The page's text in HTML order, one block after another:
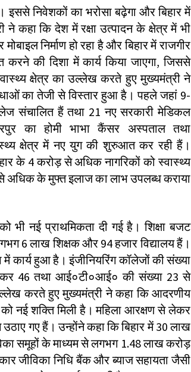
निवेशकों का भरोसा बढ़ेगा और बिहार में
ने कहा कि देश में रक्षा उत्पादन के क्षेत्र में भी
निर्माण हो रहा है और बिहार में राजगीर
की दिशा में कार्य किया जाएगा, जिससे
क्षेत्र का उल्लेख करते हुए मुख्यमंत्री ने
का तेजी से विस्तार हुआ है। पहले जहां 9-
संचालित हैं तथा 21 नए सरकारी मेडिकल
का होमी भाभा कैंसर अस्पताल तथा
क्षेत्र में नए युग की शुरुआत कर रही हैं।
के 4 करोड़ से अधिक नागरिकों को स्वास्थ्य
अधिक के मुफ्त इलाज का लाभ उपलब्ध कराया
भी नई प्राथमिकता दी गई है। शिक्षा बजट
6 लाख शिक्षक और 94 हजार विद्यालय हैं।
में कार्य हुआ है। इंजीनियरिंग कॉलेजों की संख्या
46 तथा आई०टी०आई० की संख्या 23 से
करते हुए मुख्यमंत्री ने कहा कि आदरणीय
नई शक्ति मिली है। महिला आरक्षण से लेकर
गए हैं। उन्होंने कहा कि बिहार में 30 लाख
समूहों के माध्यम से लगभग 1.48 लाख करोड़
जीविका निधि बैंक और ब्याज सहायता जैसी